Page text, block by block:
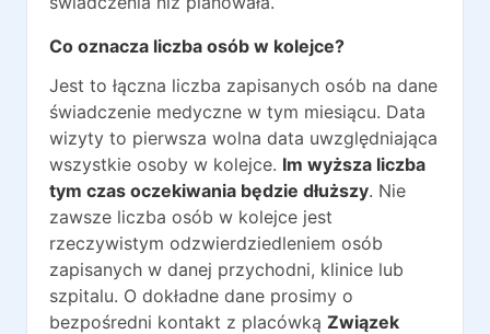
Co oznacza liczba osób w kolejce?
Jest to łączna liczba zapisanych osób na dane
świadczenie medyczne w tym miesiącu. Data
wizyty to pierwsza wolna data uwzględniająca
wszystkie osoby w kolejce. Im wyższa liczba
tym czas oczekiwania będzie dłuższy. Nie
zawsze liczba osób w kolejce jest
rzeczywistym odzwierdziedleniem osób
zapisanych w danej przychodni, klinice lub
szpitalu. O dokładne dane prosimy o
bezpośredni kontakt z placówką Związek